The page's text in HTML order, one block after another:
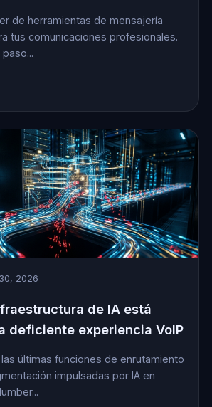
de herramientas de mensajería
tus comunicaciones profesionales.
2026
de IA está
deficiente experiencia VoIP
últimas funciones de enrutamiento
impulsadas por IA en